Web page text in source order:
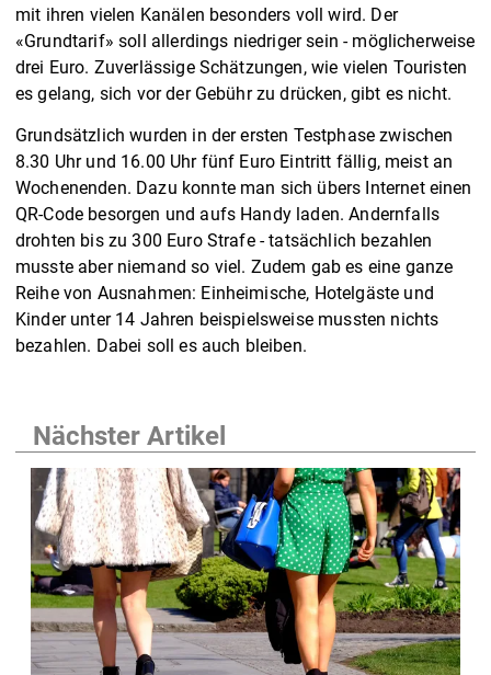
mit ihren vielen Kanälen besonders voll wird. Der
«Grundtarif» soll allerdings niedriger sein - möglicherweise
drei Euro. Zuverlässige Schätzungen, wie vielen Touristen
es gelang, sich vor der Gebühr zu drücken, gibt es nicht.
Grundsätzlich wurden in der ersten Testphase zwischen
8.30 Uhr und 16.00 Uhr fünf Euro Eintritt fällig, meist an
Wochenenden. Dazu konnte man sich übers Internet einen
QR-Code besorgen und aufs Handy laden. Andernfalls
drohten bis zu 300 Euro Strafe - tatsächlich bezahlen
musste aber niemand so viel. Zudem gab es eine ganze
Reihe von Ausnahmen: Einheimische, Hotelgäste und
Kinder unter 14 Jahren beispielsweise mussten nichts
bezahlen. Dabei soll es auch bleiben.
Nächster Artikel